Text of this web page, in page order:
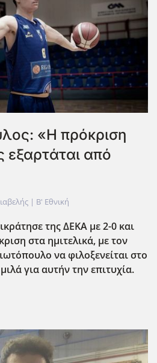
«Η πρόκριση
εξαρτάται από
| Β' Εθνική
της ΔΕΚΑ με 2-0 και
στα ημιτελικά, με τον
να φιλοξενείται στο
για αυτήν την επιτυχία.